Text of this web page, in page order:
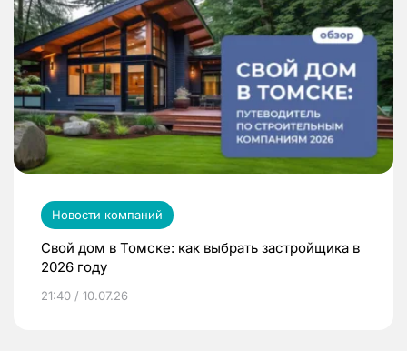
Новости компаний
Свой дом в Томске: как выбрать застройщика в
2026 году
21:40 / 10.07.26